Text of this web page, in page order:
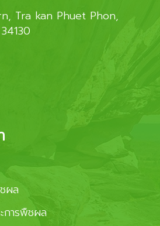
Tra kan Phuet Phon,
ผล
การพืชผล